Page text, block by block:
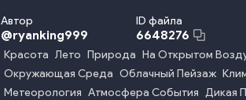
Автор
@ryanking999
ID файла
6648276
Красота Лето Природа На Открытом
Окружающая Среда Облачный Пейзаж
Метеорология Атмосфера События Дикая